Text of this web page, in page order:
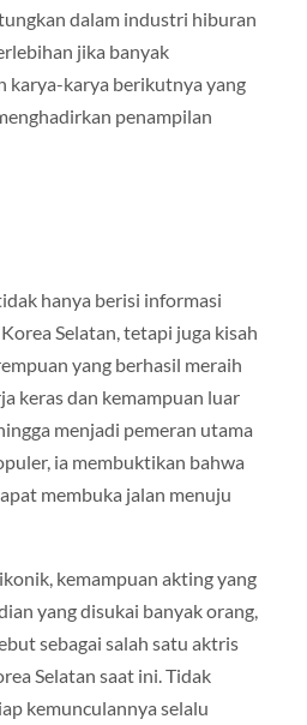
dalam industri hiburan
jika banyak
karya-karya berikutnya yang
penampilan
hanya berisi informasi
Selatan, tetapi juga kisah
yang berhasil meraih
keras dan kemampuan luar
menjadi pemeran utama
ia membuktikan bahwa
membuka jalan menuju
kemampuan akting yang
yang disukai banyak orang,
sebagai salah satu aktris
Selatan saat ini. Tidak
kemunculannya selalu